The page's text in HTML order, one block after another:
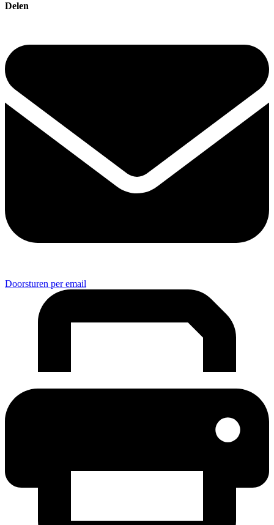
Delen
Doorsturen per email